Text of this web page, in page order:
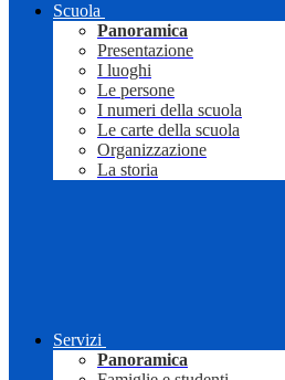
Scuola
Panoramica
Presentazione
I luoghi
Le persone
I numeri della scuola
Le carte della scuola
Organizzazione
La storia
Servizi
Panoramica